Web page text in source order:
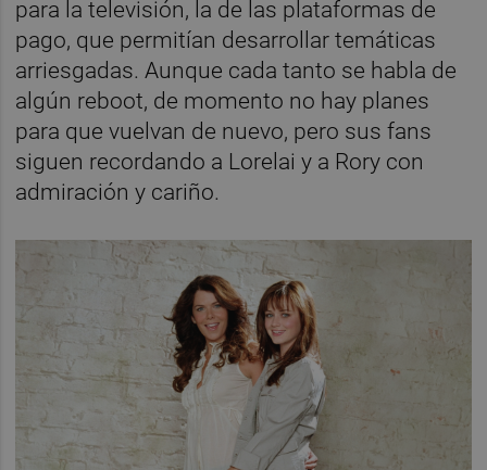
para la televisión, la de las plataformas de
pago, que permitían desarrollar temáticas
arriesgadas. Aunque cada tanto se habla de
algún reboot, de momento no hay planes
para que vuelvan de nuevo, pero sus fans
siguen recordando a Lorelai y a Rory con
admiración y cariño.